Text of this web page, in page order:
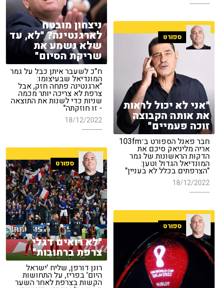
ניצחון מובטח
לארגנטינה? "לא, עד
שלא נשמע את
שריקת הסיום"
ח"כ לשעבר איתן כבל על גמר
המונדיאל שבעיצומו:
"ארגנטינה פתחה חזק, אבל
צרפת לא צריכה יותר מכמה
שניות כדי לשנות את התוצאה
- זו חוזקתה"
18/12/2022
ספורט
"אני לא יכול לראות
את אותה הקבוצה
זוכה פעמיים"
חבר פאנל הספורט ב־103fm
אריה מליניאק סיכם את
הדקות הראשונות של גמר
המונדיאל הגדול וטען:
"הצרפתים בכלל לא בעניין"
18/12/2022
ספורט
"לא רואים דגלי
צרפת ברחובות"
רונן דורפן, שליח 'ישראל
היום' בפריז, על התחושות
הקשות בצרפת לאחר השער
ספורט